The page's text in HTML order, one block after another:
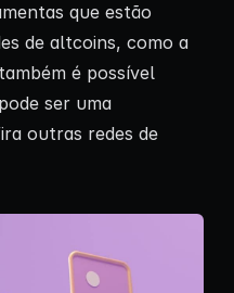
que estão
de altcoins, como a
é possível
ser uma
outras redes de